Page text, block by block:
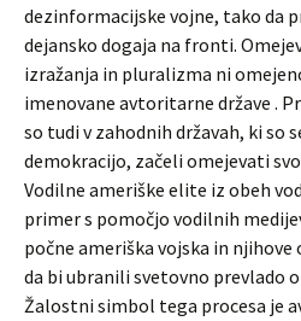
dezinformacijske vojne, tako da
dejansko dogaja na fronti.
izražanja in pluralizma ni
imenovane avtoritarne države .
so tudi v zahodnih državah, ki so
demokracijo, začeli omejevati
Vodilne ameriške elite iz obeh
primer s pomočjo vodilnih
počne ameriška vojska in njihove
da bi ubranili svetovno prevlado
Žalostni simbol tega procesa je